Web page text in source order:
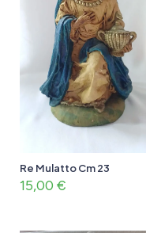
Re Mulatto Cm 23
15,00 €